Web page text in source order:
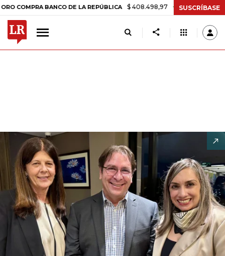
BANCO DE LA REPÚBLICA $ 408.498,97 +$ 8.753,81 +2,19%
SUSCRÍBASE